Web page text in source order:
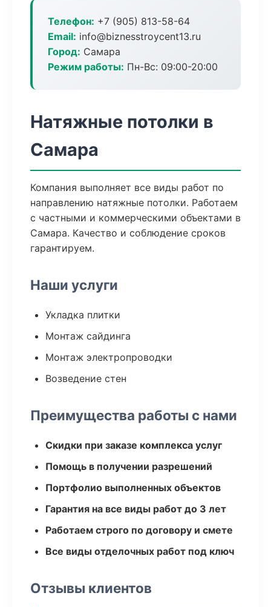
Телефон: +7 (905) 813-58-64
Email: info@biznesstroycent13.ru
Город: Самара
Режим работы: Пн-Вс: 09:00-20:00
Натяжные потолки в
Самара
Компания выполняет все виды работ по
направлению натяжные потолки. Работаем
с частными и коммерческими объектами в
Самара. Качество и соблюдение сроков
гарантируем.
Наши услуги
Укладка плитки
Монтаж сайдинга
Монтаж электропроводки
Возведение стен
Преимущества работы с нами
Скидки при заказе комплекса услуг
Помощь в получении разрешений
Портфолио выполненных объектов
Гарантия на все виды работ до 3 лет
Работаем строго по договору и смете
Все виды отделочных работ под ключ
Отзывы клиентов